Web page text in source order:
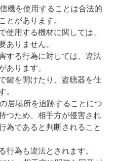
機を使用することは合法的
とがあります。
使用する機材に関しては、
ありません。
する行為に対しては、違法
あります。
鍵を開けたり、盗聴器を仕
。
居場所を追跡することにつ
つため、相手方が侵害され
為であると判断されること
行為も違法とされます。